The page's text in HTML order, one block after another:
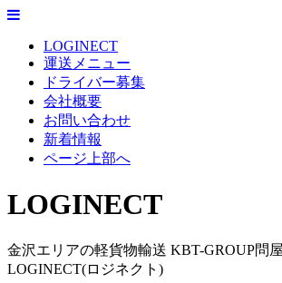
LOGINECT
運送メニュー
ドライバー募集
会社概要
お問い合わせ
新着情報
ページ上部へ
LOGINECT
金沢エリアの軽貨物輸送 KBT-GROUP問
LOGINECT(ロジネクト)